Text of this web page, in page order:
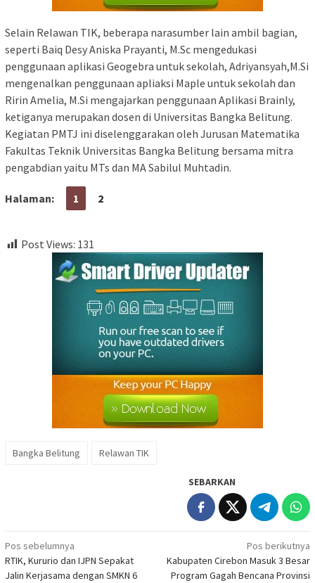
Selain Relawan TIK, beberapa narasumber lain ambil bagian,
seperti Baiq Desy Aniska Prayanti, M.Sc mengedukasi
penggunaan aplikasi Geogebra untuk sekolah, Adriyansyah,M.Si
mengenalkan penggunaan apliaksi Maple untuk sekolah dan
Ririn Amelia, M.Si mengajarkan penggunaan Aplikasi Brainly,
ketiganya merupakan dosen di Universitas Bangka Belitung.
Kegiatan PMTJ ini diselenggarakan oleh Jurusan Matematika
Fakultas Teknik Universitas Bangka Belitung bersama mitra
pengabdian yaitu MTs dan MA Sabilul Muhtadin.
Halaman: 1 2
Post Views: 131
Bangka Belitung Relawan TIK
SEBARKAN
Navigasi
pos
Pos sebelumnya
RTIK, Kururio dan IJPN Sepakat
Jalin Kerjasama dengan SMKN 6
Pos berikutnya
Kabupaten Cirebon Masuk 3 Besar
Program Gagah Bencana Provinsi